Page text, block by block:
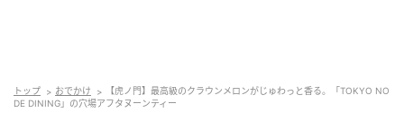
い、季節ごとに訪れたくなるレストランです。
トップ おでかけ
【虎ノ門】最高級のクラウンメロンがじゅわっと香る。「TOKYO NO
DE DINING」の穴場アフタヌーンティー